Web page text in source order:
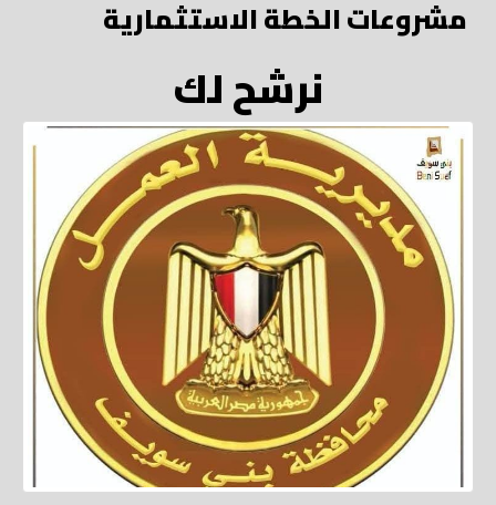
مشروعات الخطة الاستثمارية
نرشح لك